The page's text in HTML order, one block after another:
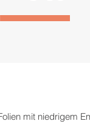
mit niedrigem